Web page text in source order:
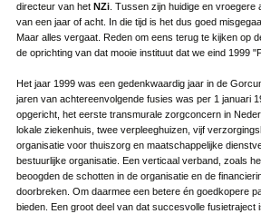
directeur van het NZi. Tussen zijn huidige en vroegere
van een jaar of acht. In die tijd is het dus goed
Maar alles vergaat. Reden om eens terug te kijken op
de oprichting van dat mooie instituut dat we eind 1999
Het jaar 1999 was een gedenkwaardig jaar in de
jaren van achtereenvolgende fusies was per 1 januari
opgericht, het eerste transmurale zorgconcern in
lokale ziekenhuis, twee verpleeghuizen, vijf
organisatie voor thuiszorg en maatschappelijke
bestuurlijke organisatie. Een verticaal verband, zoals
beoogden de schotten in de organisatie en de
doorbreken. Om daarmee een betere én goedkopere
bieden. Een groot deel van dat succesvolle fusietraject